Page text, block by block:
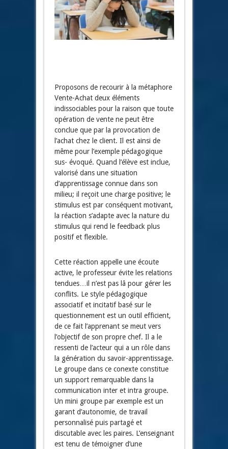
Proposons de recourir à la métaphore
Vente-Achat deux éléments
indissociables pour la raison que toute
opération de vente ne peut être
conclue que par la provocation de
l’achat chez le client. Il est ainsi de
même pour l’exemple pédagogique
sus- évoqué. Quand l’élève est inclue,
valorisé dans une situation
d’apprentissage connue dans son
milieu; il reçoit une charge positive; le
stimulus est par conséquent motivant,
la réaction s’adapte avec la nature du
stimulus qui rend le feedback plus
positif et flexible.
Cette réaction appelle une écoute
active, le professeur évite les relations
tendues…il n’est pas lâ pour gérer les
conflits. Le style pédagogique
associatif et incitatif basé sur le
questionnement est un outil efficient,
de ce fait l’apprenant se meut vers
l’objectif de son propre chef. Il a le
ressenti de l’acteur qui a un rôle dans
la génération du savoir-apprentissage.
Le groupe dans ce conexte constitue
un support remarquable dans la
communication inter et intra groupe.
Un mini groupe par exemple est un
garant d’autonomie, de travail
personnalisé puis partagé et
discutable avec les paires. L’enseignant
est tenu de témoigner d’une